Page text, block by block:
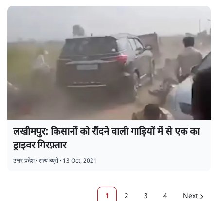
लखीमपुर: किसानों को रौंदने वाली गाड़ियों में से एक का
ड्राइवर गिरफ़्तार
उत्तर प्रदेश•सत्य ब्यूरो• 13 Oct, 2021
1 2 3 4 Next